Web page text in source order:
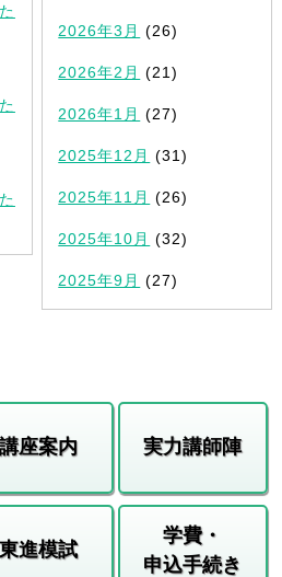
2026年3月 (26)
2026年2月 (21)
2026年1月 (27)
2025年12月 (31)
2025年11月 (26)
2025年10月 (32)
2025年9月 (27)
講座案内 実力講師陣
東進模試
学費・
申込手続き